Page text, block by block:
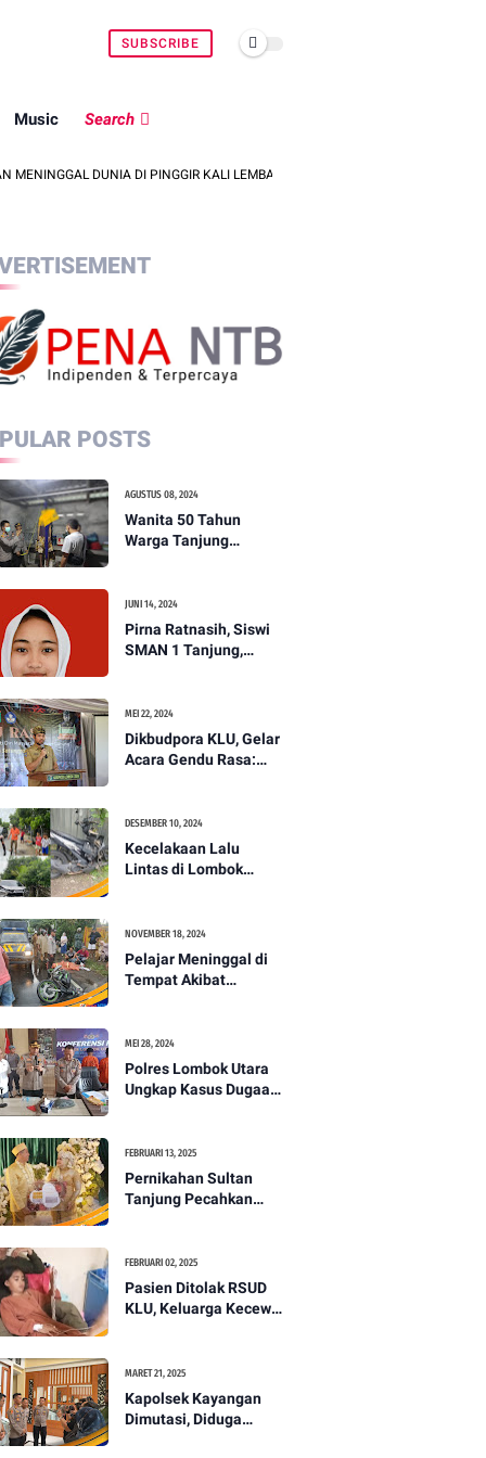
SUBSCRIBE
Music Search
DI PINGGIR KALI LEMBAR SAAT MENCARI BELUT
POSTS
AGUSTUS 08, 2024
Wanita 50 Tahun
Warga Tanjung
JUNI 14, 2024
Pirna Ratnasih, Siswi
SMAN 1 Tanjung,
Paskibraka Tingkat
Nasional
MEI 22, 2024
Dikbudpora KLU, Gelar
Acara Gendu Rasa:
Masyarakat Dayan
Gunung
DESEMBER 10, 2024
Kecelakaan Lalu
Lintas di Lombok
PENANTB
NOVEMBER 18, 2024
Pelajar Meninggal di
Tempat Akibat
Utara -PENANTB
MEI 28, 2024
Polres Lombok Utara
Ungkap Kasus Dugaan
Gantung Diri
FEBRUARI 13, 2025
Pernikahan Sultan
Tanjung Pecahkan
PENANTB
FEBRUARI 02, 2025
Pasien Ditolak RSUD
KLU, Keluarga Kecewa
MARET 21, 2025
Kapolsek Kayangan
Dimutasi, Diduga